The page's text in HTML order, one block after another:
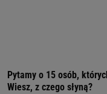
Pytamy o 15 osób,
Wiesz, z czego słyną?